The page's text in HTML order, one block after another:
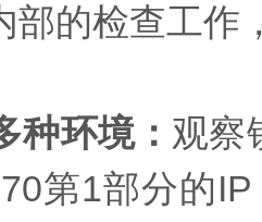
部的检查工作
种环境： 观察
第1部分的